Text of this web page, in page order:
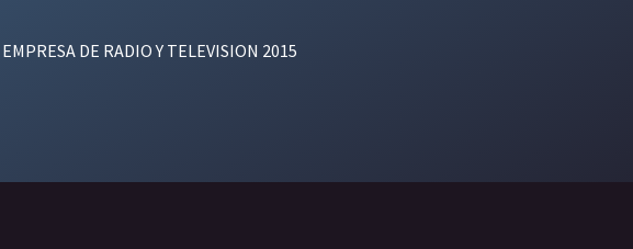
DE RADIO Y TELEVISION 2015